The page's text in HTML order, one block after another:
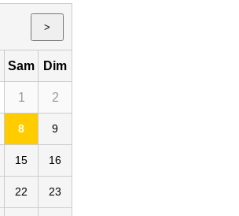
>
Sam Dim
1 2
8 9
15 16
22 23